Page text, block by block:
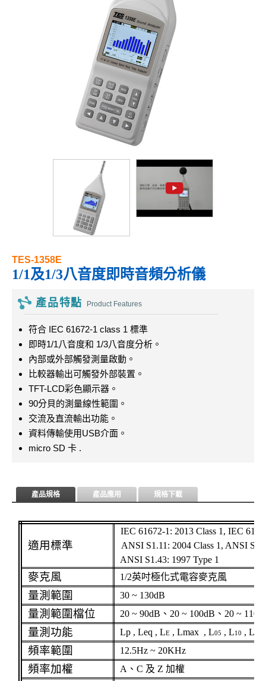
TES-1358E
1/1及1/3八音度即時音頻分析儀
產品特點 Product Features
符合 IEC 61672-1 class 1 標準
即時1/1八音度和 1/3八音度分析。
內部或外部觸發測量啟動。
比較器輸出可觸發外部裝置。
TFT-LCD彩色顯示器。
90分貝的測量線性範圍。
交流及直流輸出功能。
資料傳輸使用USB介面。
micro SD 卡 .
產品規格 產品應用 規格下載
適用標準
IEC 61672-1: 2013 Class 1, IEC
ANSI S1.11: 2004 Class 1, ANSI
ANSI S1.43: 1997 Type 1
麥克風 1/2英吋極化式電容麥克風
量測範圍 30 ~ 130dB
量測範圍檔位 20 ~ 90dB 、 20 ~ 100dB 、 20 ~
量測功能 Lp , Leq , LE , Lmax , L05 , L10 , L
頻率範圍 12.5Hz ~ 20KHz
頻率加權 A 、C 及 Z加權